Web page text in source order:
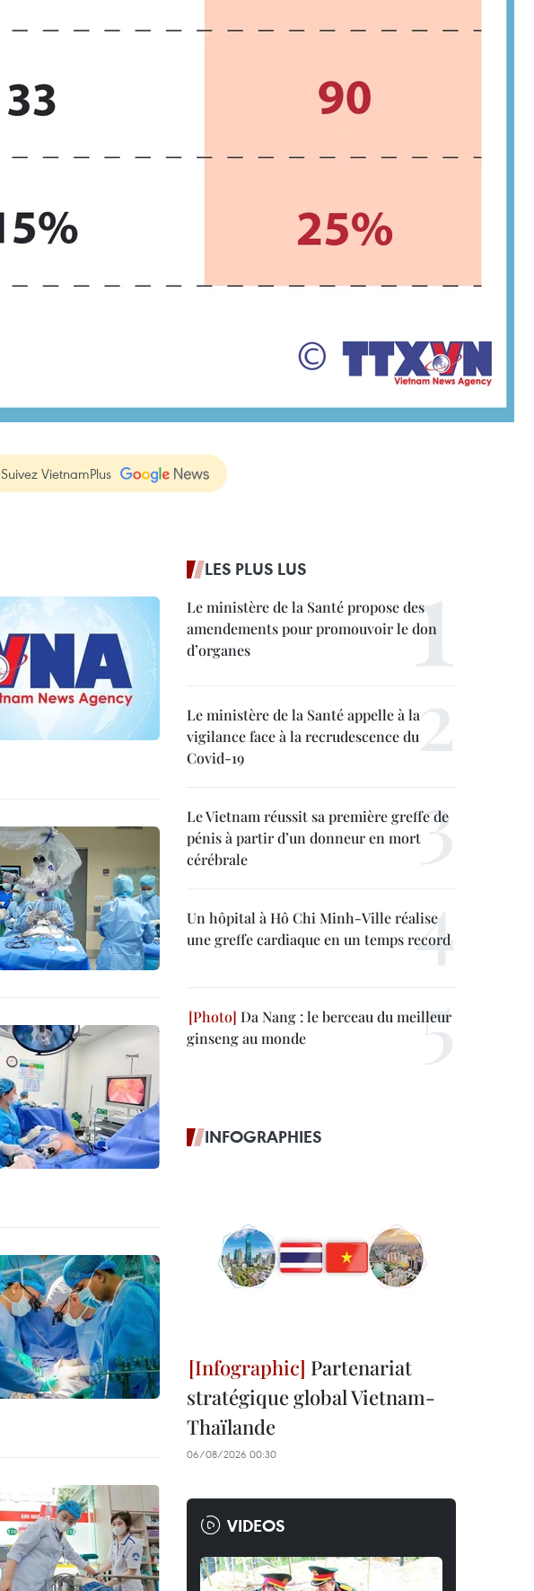
Suivez VietnamPlus
LES PLUS LUS
Le ministère de la Santé propose des
amendements pour promouvoir le don
d’organes
Le ministère de la Santé appelle à la
vigilance face à la recrudescence du
Covid-19
Le Vietnam réussit sa première greffe de
pénis à partir d’un donneur en mort
cérébrale
Un hôpital à Hô Chi Minh-Ville réalise
une greffe cardiaque en un temps record
Da Nang : le berceau du meilleur
ginseng au monde
INFOGRAPHIES
Partenariat
stratégique global Vietnam-
Thaïlande
06/08/2026 00:30
VIDEOS